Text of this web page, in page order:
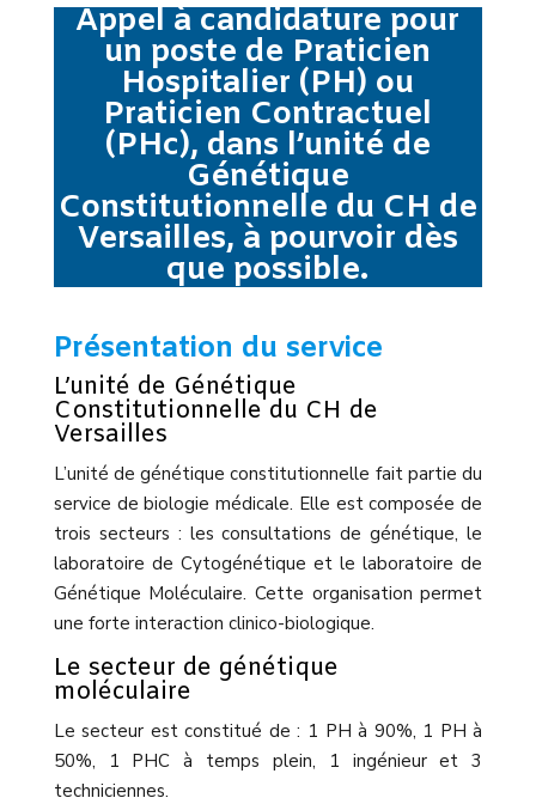
Appel à candidature pour
un poste de Praticien
Hospitalier (PH) ou
Praticien Contractuel
(PHc), dans l’unité de
Génétique
Constitutionnelle du CH de
Versailles, à pourvoir dès
que possible.
Présentation du service
L’unité de Génétique
Constitutionnelle du CH de
Versailles
L’unité de génétique constitutionnelle fait partie du
service de biologie médicale. Elle est composée de
trois secteurs : les consultations de génétique, le
laboratoire de Cytogénétique et le laboratoire de
Génétique Moléculaire. Cette organisation permet
une forte interaction clinico-biologique.
Le secteur de génétique
moléculaire
Le secteur est constitué de : 1 PH à 90%, 1 PH à
50%, 1 PHC à temps plein, 1 ingénieur et 3
techniciennes.